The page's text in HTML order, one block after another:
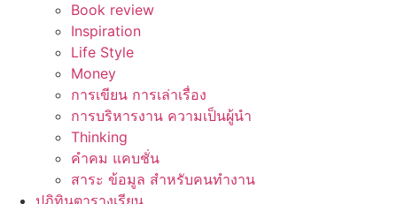
Book review
Inspiration
Life Style
Money
การเขียน การเล่าเรื่อง
การบริหารงาน ความเป็นผู้นำ
Thinking
คำคม แคบชั่น
สาระ ข้อมูล สำหรับคนทำงาน
ปฏิทินตารางเรียน